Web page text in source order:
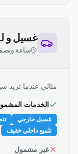
غسيل و
ساعة
مثالي عندما تريد
الخدمات
غسيل خارجي
تلميع داخلي خفيف
غير مشمول